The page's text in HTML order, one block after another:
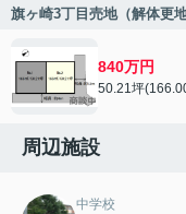
旗ヶ崎3丁目売地（解体更
840万円
50.21坪
周辺施設
中学校